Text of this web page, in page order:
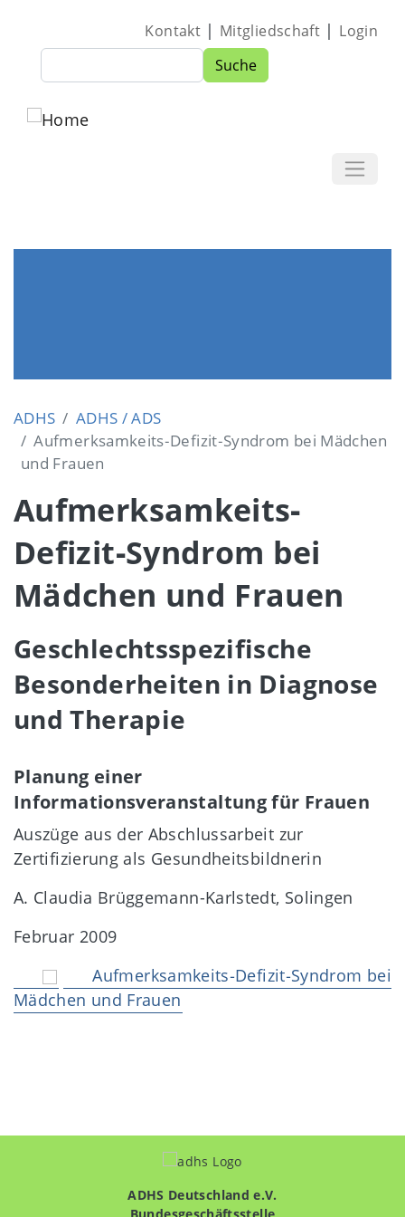
Suche Suche
Kontakt| Mitgliedschaft | Login
ADHS
ADHS / ADS
Aufmerksamkeits‐Defizit‐Syndrom bei Mädchen
und Frauen
Aufmerksamkeits‐
Defizit‐Syndrom bei
Mädchen und Frauen
Geschlechtsspezifische
Besonderheiten in Diagnose
und Therapie
Planung einer
Informationsveranstaltung für Frauen
Auszüge aus der Abschlussarbeit zur
Zertifizierung als Gesundheitsbildnerin
A. Claudia Brüggemann-Karlstedt, Solingen
Februar 2009
Aufmerksamkeits‐Defizit‐Syndrom bei
Mädchen und Frauen
ADHS Deutschland e.V.